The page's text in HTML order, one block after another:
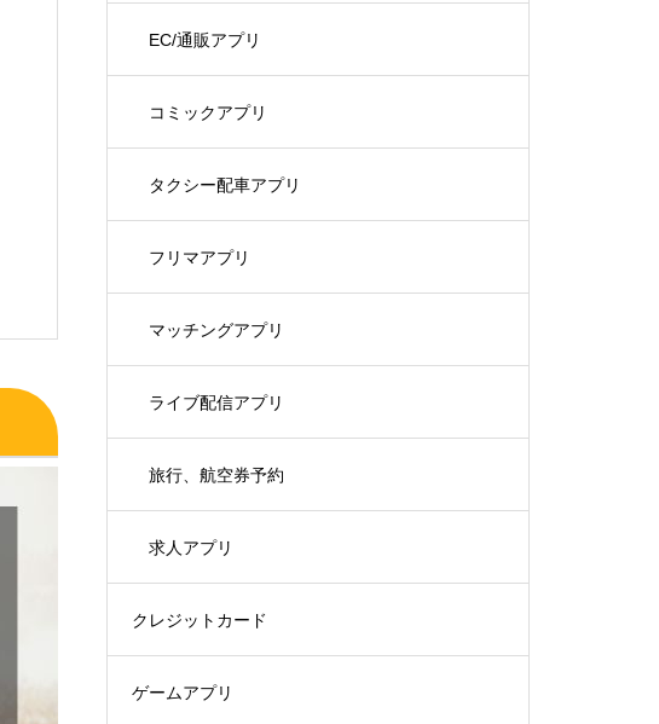
EC/通販アプリ
コミックアプリ
タクシー配車アプリ
フリマアプリ
マッチングアプリ
ライブ配信アプリ
旅行、航空券予約
求人アプリ
クレジットカード
ゲームアプリ